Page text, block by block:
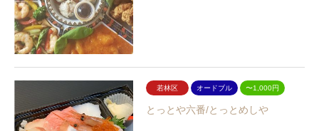
若林区 オードブル 〜1,000円
とっとや六番/とっとめしや